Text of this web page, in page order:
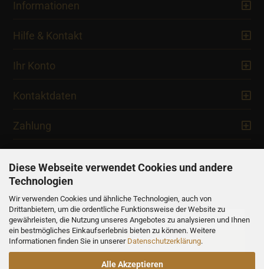
Diese Webseite verwendet Cookies und andere
Technologien
Wir verwenden Cookies und ähnliche Technologien, auch von
Drittanbietern, um die ordentliche Funktionsweise der Website zu
gewährleisten, die Nutzung unseres Angebotes zu analysieren und Ihnen
ein bestmögliches Einkaufserlebnis bieten zu können. Weitere
Informationen finden Sie in unserer Datenschutzerklärung.
Alle Akzeptieren
Informationen
Hilfe & Kontakt
Ihr Konto
Kontaktdaten
Zahlung
Newsletter